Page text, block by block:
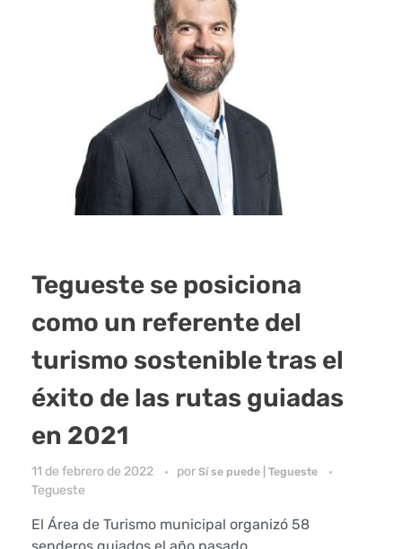
Tegueste se posiciona
como un referente del
turismo sostenible tras el
éxito de las rutas guiadas
en 2021
11 de febrero de 2022 por Sí se puede | Tegueste
Tegueste
El Área de Turismo municipal organizó 58